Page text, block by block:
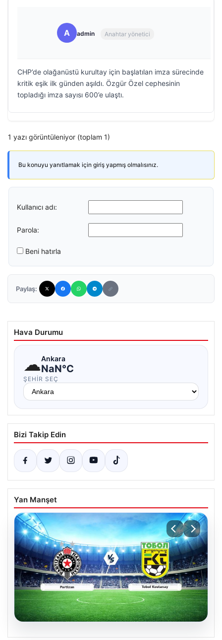
A admin Anahtar yönetici
CHP’de olağanüstü kurultay için başlatılan imza sürecinde
kritik eşik ilk günden aşıldı. Özgür Özel cephesinin
topladığı imza sayısı 600’e ulaştı.
1 yazı görüntüleniyor (toplam 1)
Bu konuyu yanıtlamak için giriş yapmış olmalısınız.
Kullanıcı adı:
Parola:
Beni hatırla
Paylaş:
Hava Durumu
☁Ankara
NaN°C
ŞEHIR SEÇ
Bizi Takip Edin
Yan Manşet
06.08.2026